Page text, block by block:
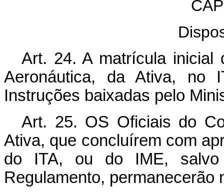
Art. 24. A matrícula inicial
Aeronáutica, da Ativa, no
Instruções baixadas pelo
Art. 25. OS Oficiais do
Ativa, que concluírem com
do ITA, ou do IME,
Regulamento, permanecerão